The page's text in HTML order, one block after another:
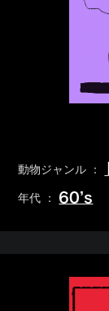
動物ジャンル ：
年代 ： 60’s